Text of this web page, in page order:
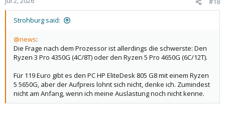
s
Strohburg said:
@news:
Die Frage nach dem Prozessor ist allerdings die schwerste: Den
Ryzen 3 Pro 4350G (4C/8T) oder den Ryzen 5 Pro 4650G (6C/12T).
Für 119 Euro gibt es den PC HP EliteDesk 805 G8 mit einem Ryzen
5 5650G, aber der Aufpreis lohnt sich nicht, denke ich. Zumindest
nicht am Anfang, wenn ich meine Auslastung noch nicht kenne.